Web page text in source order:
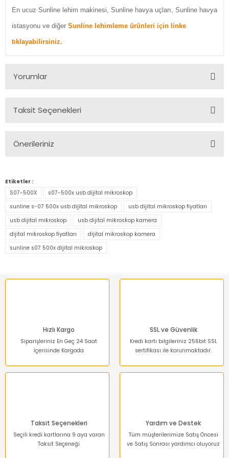
En ucuz Sunline lehim makinesi, Sunline havya uçları, Sunline havya
istasyonu ve diğer Sunline lehimleme ürünleri için linke
tıklayabilirsiniz.
Yorumlar
Taksit Seçenekleri
Önerileriniz
konularda yetersiz gördüğünüz noktaları öneri formunu
kullanarak tarafımıza iletebilirsiniz.
Görüş ve önerileriniz için teşekkür ederiz.
Ürün resmi kalitesiz, bozuk veya görüntülenemiyor.
Ürün açıklamasında eksik bilgiler bulunuyor.
Etiketler :
S07-500X
s07-500x usb dijital mikroskop
sunline s-07 500x usb dijital mikroskop
usb dijital mikroskop fiyatları
usb dijital mikroskop
usb dijital mikroskop kamera
dijital mikroskop fiyatları
dijital mikroskop kamera
sunline s07 500x dijital mikroskop
Hızlı Kargo
Siparişleriniz En Geç 24 Saat
İçerisinde Kargoda
SSL ve Güvenlik
Kredi kartı bilgileriniz 256bit SSL
sertifikası ile korunmaktadır.
Taksit Seçenekleri
Seçili kredi kartlarına 9 aya varan
Taksit Seçeneği
Yardım ve Destek
Tüm müşterilerimize Satış Öncesi
ve Satış Sonrası yardımcı oluyoruz